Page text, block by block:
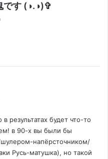
です (◑.◑)✞
результатах будет что-то
в 90-х вы были бы
напёрсточником/
Русь-матушка), но такой